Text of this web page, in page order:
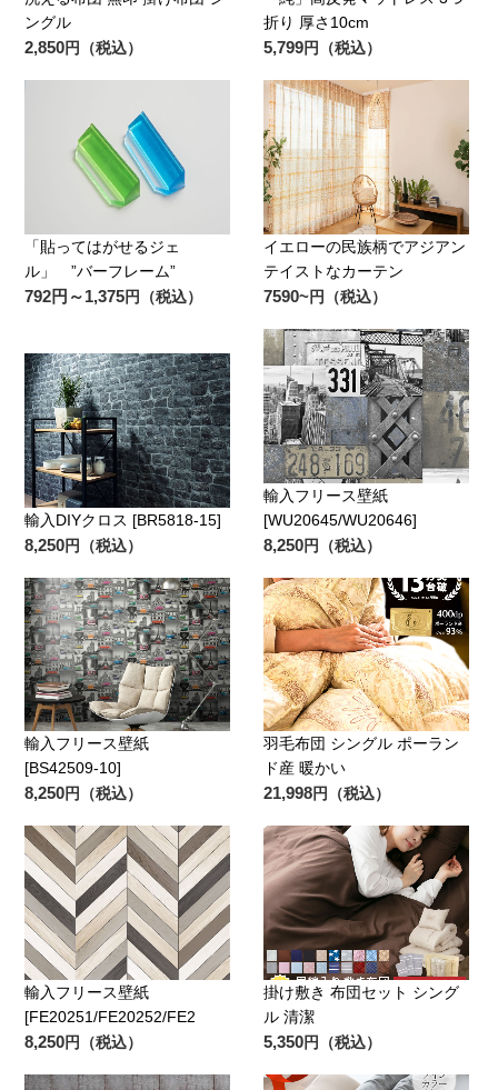
ングル
2,850円（税込）
折り 厚さ10cm
5,799円（税込）
「貼ってはがせるジェ
ル」 ”バーフレーム”
792円～1,375円（税込）
イエローの民族柄でアジアン
テイストなカーテン
7590~円（税込）
輸入DIYクロス [BR5818-15]
8,250円（税込）
輸入フリース壁紙
[WU20645/WU20646]
8,250円（税込）
輸入フリース壁紙
[BS42509-10]
8,250円（税込）
羽毛布団 シングル ポーラン
ド産 暖かい
21,998円（税込）
輸入フリース壁紙
[FE20251/FE20252/FE2
8,250円（税込）
掛け敷き 布団セット シング
ル 清潔
5,350円（税込）